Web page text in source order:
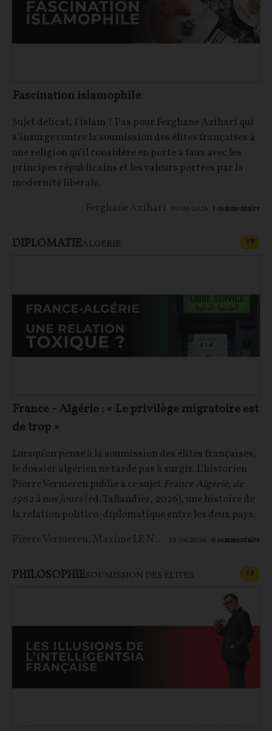
Fascination islamophile
Sujet délicat, l’islam ? Pas pour Ferghane Azihari qui
s’insurge contre la soumission des élites françaises à
une religion qu’il considère en porte à faux avec les
principes républicains et les valeurs portées par la
modernité libérale.
Ferghane Azihari 10/06/2026 1 commentaire
DIPLOMATIEALGÉRIE FP
France - Algérie : « Le privilège migratoire est
de trop »
Lorsqu’on pense à la soumission des élites françaises,
le dossier algérien ne tarde pas à surgir. L’historien
Pierre Vermeren publie à ce sujet France Algérie, de
1962 à nos jours(éd. Tallandier, 2026), une histoire de
la relation politico-diplomatique entre les deux pays.
Pierre Vermeren, Maxime LE NAGARD 10/06/2026 0 commentaire
PHILOSOPHIESOUMISSION DES ÉLITES FP